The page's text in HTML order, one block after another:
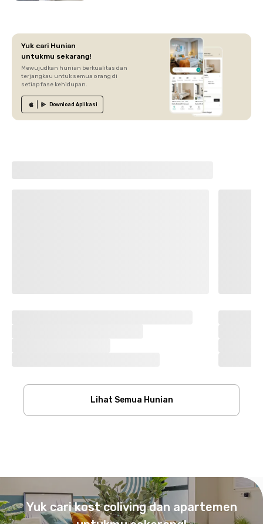
Yuk cari Hunian
untukmu sekarang!
Mewujudkan hunian berkualitas dan
terjangkau untuk semua orang di
setiap fase kehidupan.
Download Aplikasi
Lihat Semua Hunian
Yuk cari kost coliving dan apartemen